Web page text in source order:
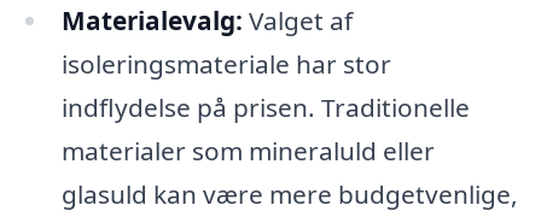
Materialevalg: Valget af
isoleringsmateriale har stor
indflydelse på prisen. Traditionelle
materialer som mineraluld eller
glasuld kan være mere budgetvenlige,